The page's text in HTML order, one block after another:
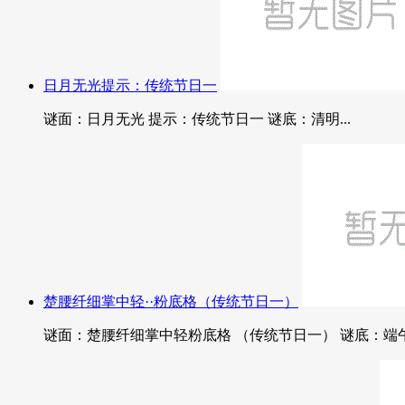
日月无光提示：传统节日一
谜面：日月无光 提示：传统节日一 谜底：清明...
楚腰纤细掌中轻··粉底格（传统节日一）
谜面：楚腰纤细掌中轻粉底格 （传统节日一） 谜底：端